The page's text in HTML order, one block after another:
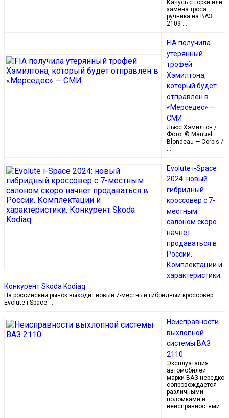
Качусь с горки или
замена троса
ручника на ВАЗ
2109 …
FIA получила
утерянный
трофей
Хэмилтона,
который будет
отправлен в
«Мерседес» —
СМИ
Льюс Хэмилтон /
Фото: © Manuel
Blondeau — Corbis /
…
Evolute i-Space
2024: новый
гибридный
кроссовер с 7-
местным
салоном скоро
начнет
продаваться в
России.
Комплектации и
характеристики.
Конкурент Skoda Kodiaq
На российский рынок выходит новый 7-местный гибридный кроссовер:
Evolute i-Space. …
Неисправности
выхлопной
системы ВАЗ
2110
Эксплуатация
автомобилей
марки ВАЗ нередко
сопровождается
различными
поломками и
неисправностями
…